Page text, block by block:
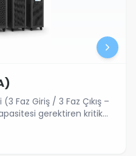
(3 Faz Giriş / 3 Faz Çıkış –
gerektiren kritik